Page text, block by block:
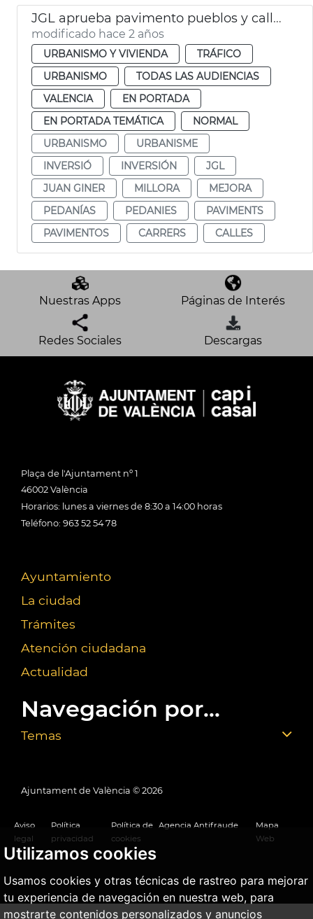
Utilizamos cookies
Usamos cookies y otras técnicas de rastreo para mejorar
tu experiencia de navegación en nuestra web, para
mostrarte contenidos personalizados y anuncios
JGL aprueba pavimento pueblos y calles València
modificado hace 2 años
URBANISMO Y VIVIENDA
TRÁFICO
URBANISMO
TODAS LAS AUDIENCIAS
VALENCIA
EN PORTADA
EN PORTADA TEMÁTICA
NORMAL
URBANISMO
URBANISME
INVERSIÓ
INVERSIÓN
JGL
JUAN GINER
MILLORA
MEJORA
PEDANÍAS
PEDANIES
PAVIMENTS
PAVIMENTOS
CARRERS CALLES
Nuestras Apps Páginas de Interés
Redes Sociales Descargas
Plaça de l'Ajuntament nº 1
46002 València
Horarios: lunes a viernes de 8:30 a 14:00 horas
Teléfono: 963 52 54 78
Ayuntamiento
La ciudad
Trámites
Atención ciudadana
Actualidad
Navegación por...
Temas
Ajuntament de València © 2026
Aviso
legal
Política
privacidad
Política de
cookies
Agencia Antifraude
Mapa
Web